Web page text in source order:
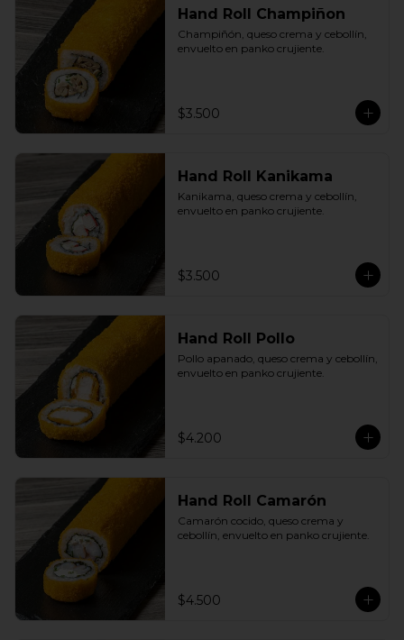
Hand Roll Champiñon
Champiñón, queso crema y cebollín,
envuelto en panko crujiente.
$3.500
Hand Roll Kanikama
Kanikama, queso crema y cebollín,
envuelto en panko crujiente.
$3.500
Hand Roll Pollo
Pollo apanado, queso crema y cebollín,
envuelto en panko crujiente.
$4.200
Hand Roll Camarón
Camarón cocido, queso crema y
cebollín, envuelto en panko crujiente.
$4.500